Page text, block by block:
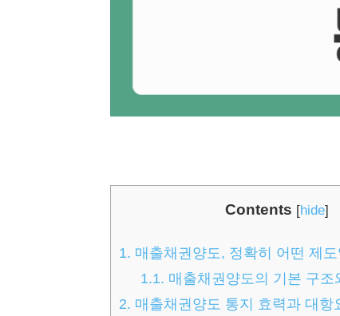
Contents [hide]
1. 매출채권양도, 정확히 어떤 제
1.1. 매출채권양도의 기본 구조
2. 매출채권양도 통지 효력과 대항